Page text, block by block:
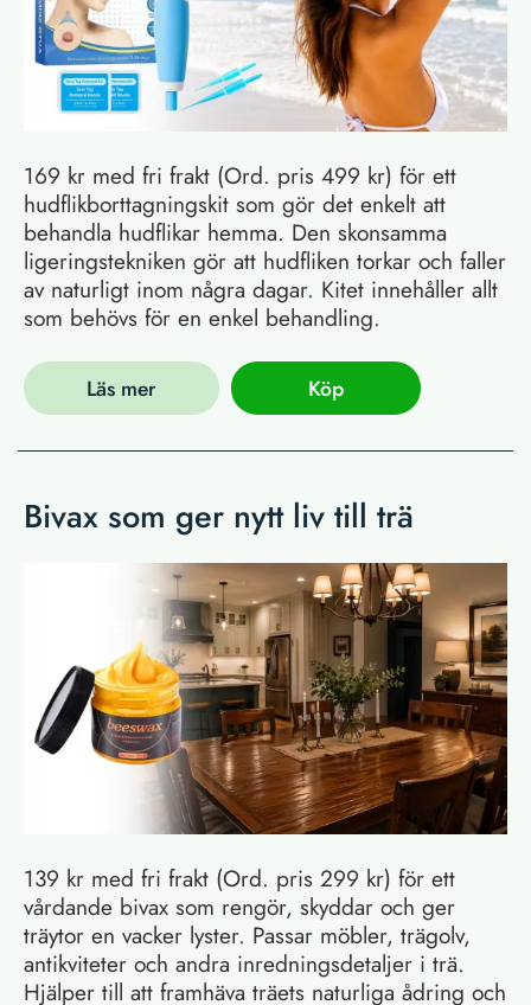
169 kr med fri frakt (Ord. pris 499 kr) för ett
hudflikborttagningskit som gör det enkelt att
behandla hudflikar hemma. Den skonsamma
ligeringstekniken gör att hudfliken torkar och faller
av naturligt inom några dagar. Kitet innehåller allt
som behövs för en enkel behandling.
Läs mer Köp
Bivax som ger nytt liv till trä
139 kr med fri frakt (Ord. pris 299 kr) för ett
vårdande bivax som rengör, skyddar och ger
träytor en vacker lyster. Passar möbler, trägolv,
antikviteter och andra inredningsdetaljer i trä.
Hjälper till att framhäva träets naturliga ådring och